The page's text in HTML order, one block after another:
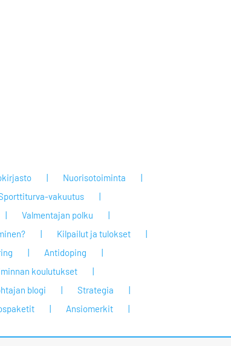
Nuorisotoiminta
vakuutus
Valmentajan polku
Kilpailut ja tulokset
Antidoping
koulutukset
blogi
Strategia
Ansiomerkit